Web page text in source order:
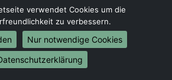
Bielefeld
Bonn
nach Münster
Umzüge
verwendet Cookies um die
zu verbessern.
Nur notwendige Cookies